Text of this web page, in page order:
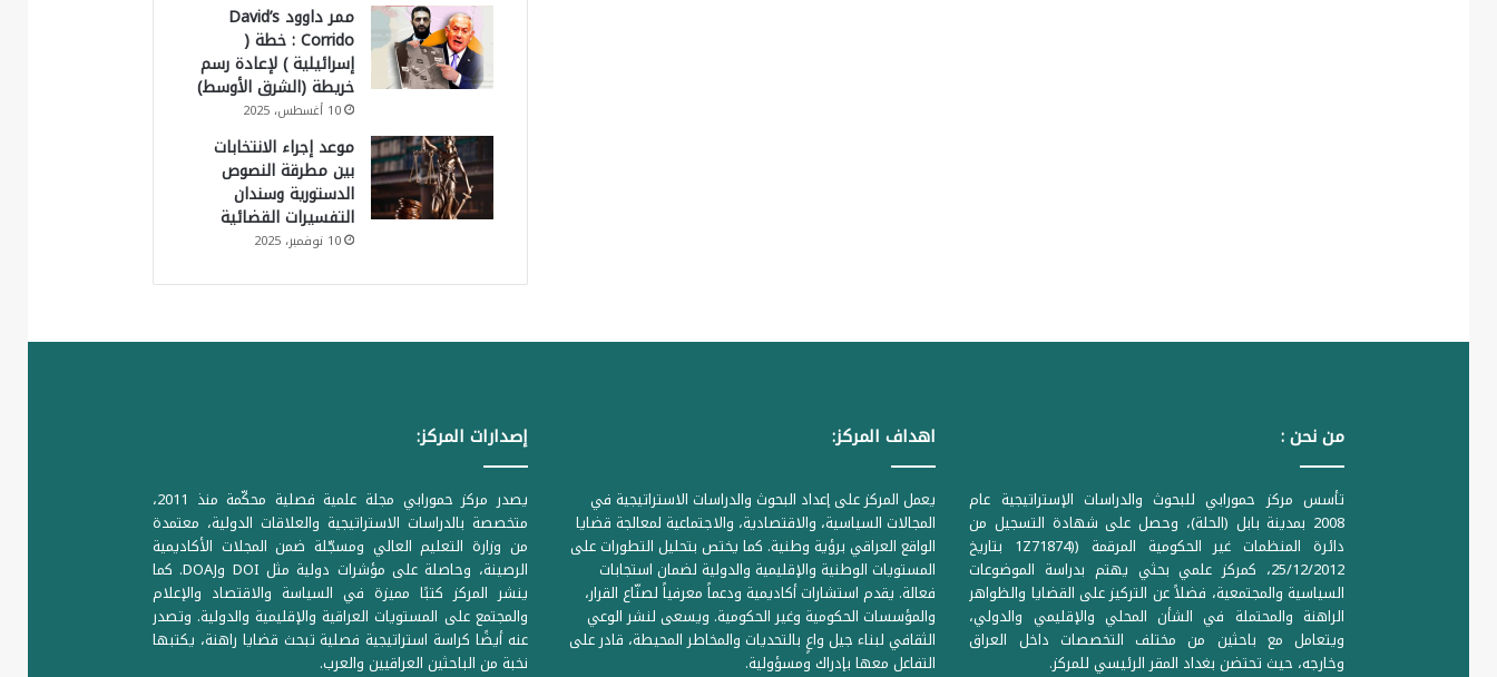
ممر داوود David’s
Corrido : خطة (
إسرائيلية ) لإعادة رسم
خريطة (الشرق الأوسط)
10 أغسطس، 2025
موعد إجراء الانتخابات
بين مطرقة النصوص
الدستورية وسندان
التفسيرات القضائية
10 نوفمبر، 2025
من نحن :
تأسس مركز حمورابي للبحوث والدراسات الإستراتيجية عام
2008 بمدينة بابل (الحلة)، وحصل على شهادة التسجيل من
دائرة المنظمات غير الحكومية المرقمة ((1Z71874 بتاريخ
25/12/2012، كمركز علمي بحثي يهتم بدراسة الموضوعات
السياسية والمجتمعية، فضلاً عن التركيز على القضايا والظواهر
الراهنة والمحتملة في الشأن المحلي والإقليمي والدولي،
ويتعامل مع باحثين من مختلف التخصصات داخل العراق
وخارجه، حيث تحتضن بغداد المقر الرئيسي للمركز.
اهداف المركز:
يعمل المركز على إعداد البحوث والدراسات الاستراتيجية في
المجالات السياسية، والاقتصادية، والاجتماعية لمعالجة قضايا
الواقع العراقي برؤية وطنية. كما يختص بتحليل التطورات على
المستويات الوطنية والإقليمية والدولية لضمان استجابات
فعالة. يقدم استشارات أكاديمية ودعماً معرفياً لصنّاع القرار،
والمؤسسات الحكومية وغير الحكومية. ويسعى لنشر الوعي
الثقافي لبناء جيل واعٍ بالتحديات والمخاطر المحيطة، قادر على
التفاعل معها بإدراك ومسؤولية.
إصدارات المركز:
يصدر مركز حمورابي مجلة علمية فصلية محكّمة منذ 2011،
متخصصة بالدراسات الاستراتيجية والعلاقات الدولية، معتمدة
من وزارة التعليم العالي ومسجّلة ضمن المجلات الأكاديمية
الرصينة، وحاصلة على مؤشرات دولية مثل DOI وDOAJ. كما
ينشر المركز كتبًا مميزة في السياسة والاقتصاد والإعلام
والمجتمع على المستويات العراقية والإقليمية والدولية. وتصدر
عنه أيضًا كراسة استراتيجية فصلية تبحث قضايا راهنة، يكتبها
نخبة من الباحثين العراقيين والعرب.